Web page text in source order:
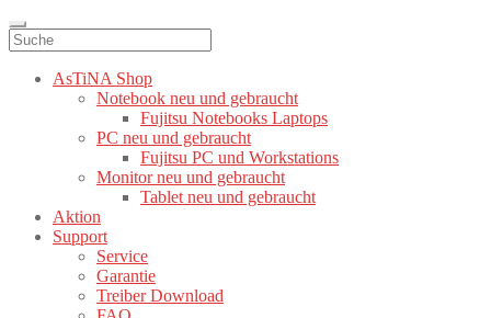
AsTiNA Shop
Notebook neu und gebraucht
Fujitsu Notebooks Laptops
PC neu und gebraucht
Fujitsu PC und Workstations
Monitor neu und gebraucht
Tablet neu und gebraucht
Aktion
Support
Service
Garantie
Treiber Download